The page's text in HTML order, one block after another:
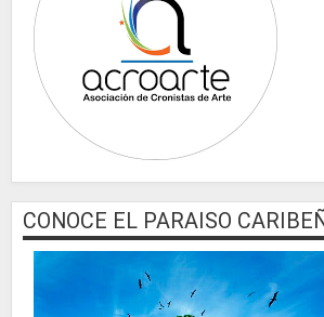
CONOCE EL PARAISO